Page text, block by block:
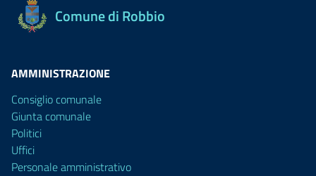
Comune di Robbio
AMMINISTRAZIONE
Consiglio comunale
Giunta comunale
Politici
Uffici
Personale amministrativo